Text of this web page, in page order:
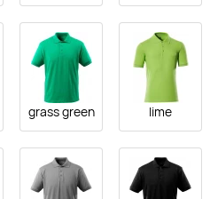
grass green lime